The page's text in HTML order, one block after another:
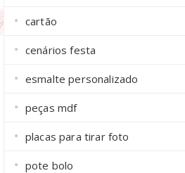
cartão
cenários festa
esmalte personalizado
peças mdf
placas para tirar foto
pote bolo